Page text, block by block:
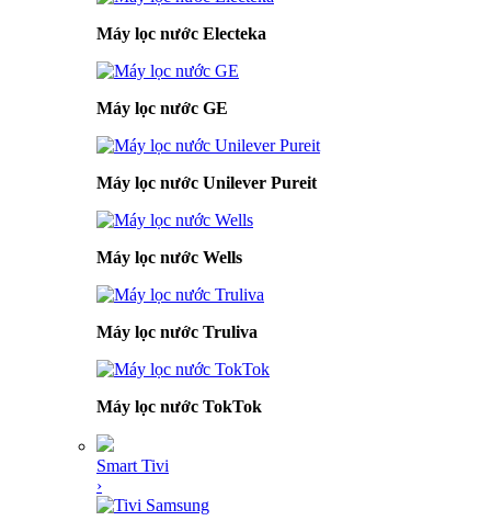
Máy lọc nước Electeka
Máy lọc nước GE
Máy lọc nước Unilever Pureit
Máy lọc nước Wells
Máy lọc nước Truliva
Máy lọc nước TokTok
Smart Tivi
›